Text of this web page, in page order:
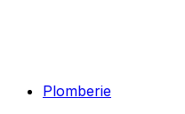
Plomberie